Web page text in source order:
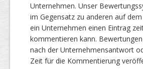
Unternehmen. Unser
im Gegensatz zu anderen auf
ein Unternehmen einen Eintrag
kommentieren kann.
nach der Unternehmensantwort
Zeit für die Kommentierung